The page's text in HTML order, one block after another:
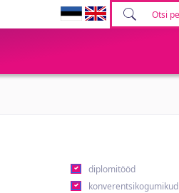
diplomitööd
konverentsikogumikud